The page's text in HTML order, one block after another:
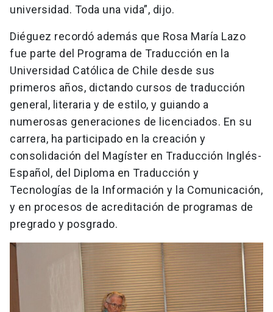
universidad. Toda una vida”, dijo.
Diéguez recordó además que Rosa María Lazo
fue parte del Programa de Traducción en la
Universidad Católica de Chile desde sus
primeros años, dictando cursos de traducción
general, literaria y de estilo, y guiando a
numerosas generaciones de licenciados. En su
carrera, ha participado en la creación y
consolidación del Magíster en Traducción Inglés-
Español, del Diploma en Traducción y
Tecnologías de la Información y la Comunicación,
y en procesos de acreditación de programas de
pregrado y posgrado.